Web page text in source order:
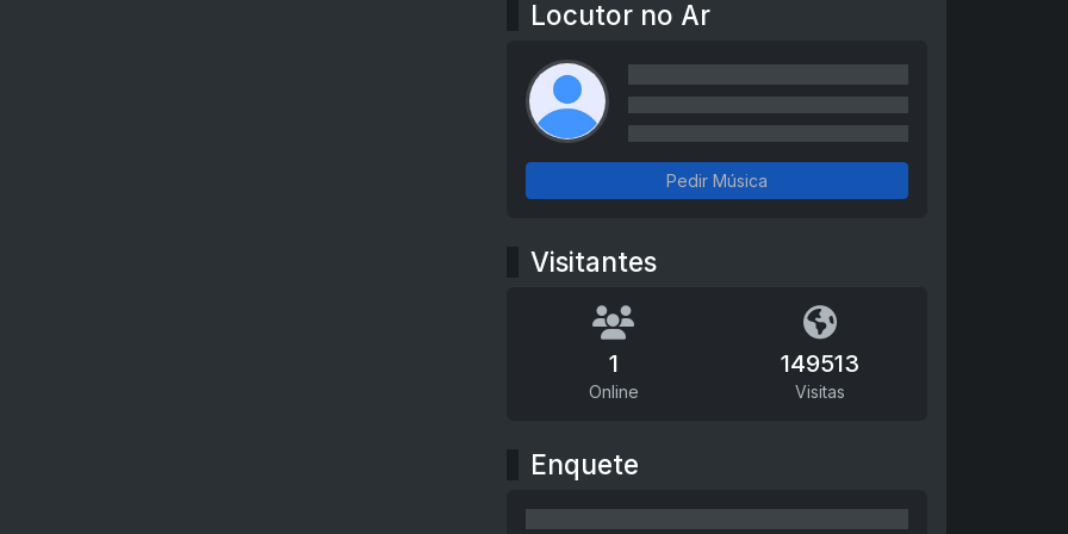
Locutor no Ar
Pedir Música
Visitantes
1
Online
149513
Visitas
Enquete